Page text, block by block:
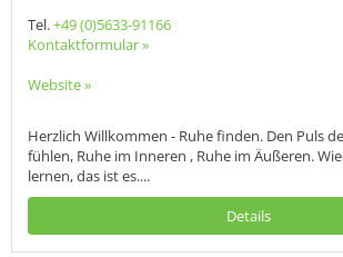
Tel.+49 (0)5633-91166
Kontaktformular »
Website »
Herzlich Willkommen - Ruhe finden. Den Puls
fühlen, Ruhe im Inneren , Ruhe im Äußeren.
lernen, das ist es....
Details